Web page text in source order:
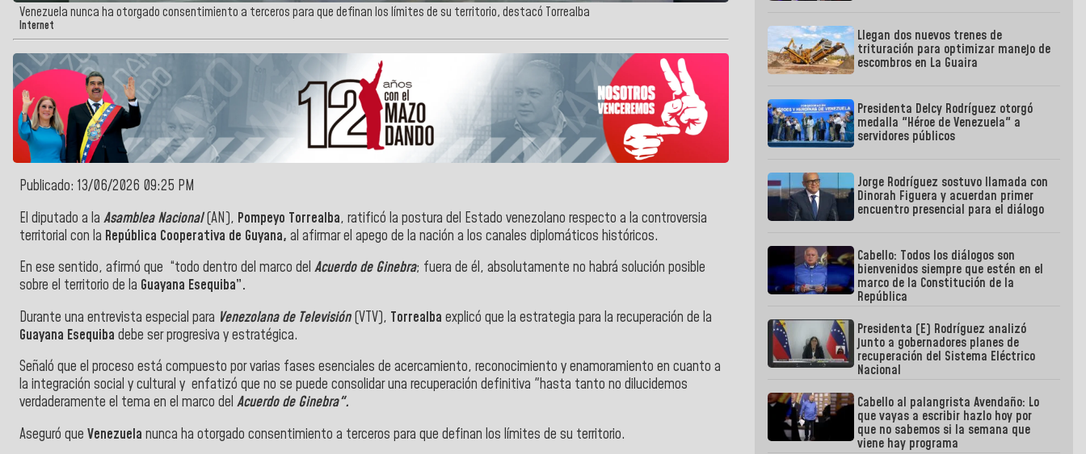
Venezuela nunca ha otorgado consentimiento a terceros para que definan los límites de su territorio, destacó Torrealba
Internet
Publicado: 13/06/2026 09:25 PM
El diputado a la Asamblea Nacional(AN), Pompeyo Torrealba, ratificó la postura del Estado venezolano respecto a la controversia
territorial con la República Cooperativa de Guyana, al afirmar el apego de la nación a los canales diplomáticos históricos.
En ese sentido, afirmó que “todo dentro del marco del Acuerdo de Ginebra; fuera de él, absolutamente no habrá solución posible
sobre el territorio de la Guayana Esequiba”.
Durante una entrevista especial para Venezolana de Televisión(VTV), Torrealba explicó que la estrategia para la recuperación de la
Guayana Esequiba debe ser progresiva y estratégica.
Señaló que el proceso está compuesto por varias fases esenciales de acercamiento, reconocimiento y enamoramiento en cuanto a
la integración social y cultural y enfatizó que no se puede consolidar una recuperación definitiva "hasta tanto no dilucidemos
verdaderamente el tema en el marco del Acuerdo de Ginebra".
Aseguró que Venezuela nunca ha otorgado consentimiento a terceros para que definan los límites de su territorio.
Llegan dos nuevos trenes de
trituración para optimizar manejo de
escombros en La Guaira
Presidenta Delcy Rodríguez otorgó
medalla "Héroe de Venezuela" a
servidores públicos
Jorge Rodríguez sostuvo llamada con
Dinorah Figuera y acuerdan primer
encuentro presencial para el diálogo
Cabello: Todos los diálogos son
bienvenidos siempre que estén en el
marco de la Constitución de la
República
Presidenta (E) Rodríguez analizó
junto a gobernadores planes de
recuperación del Sistema Eléctrico
Nacional
Cabello al palangrista Avendaño: Lo
que vayas a escribir hazlo hoy por
que no sabemos si la semana que
viene hay programa